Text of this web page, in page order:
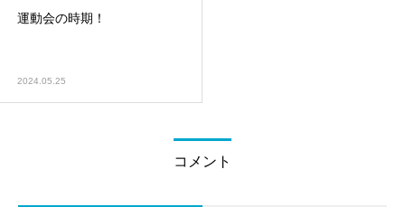
運動会の時期！
2024.05.25
コメント